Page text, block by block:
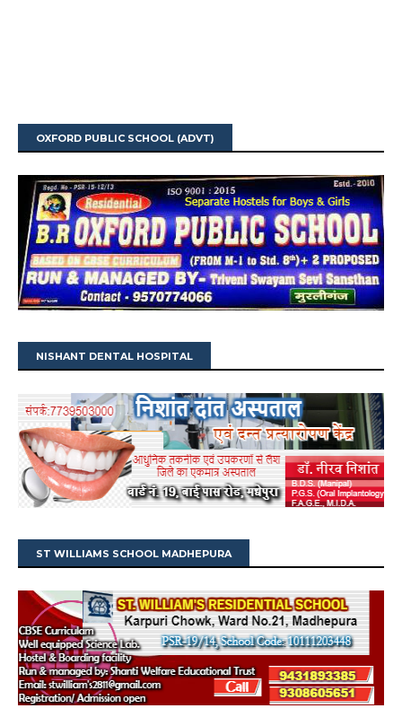
OXFORD PUBLIC SCHOOL (ADVT)
NISHANT DENTAL HOSPITAL
ST WILLIAMS SCHOOL MADHEPURA